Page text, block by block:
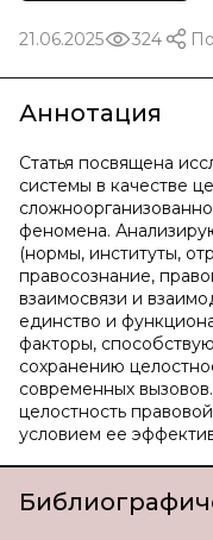
21.06.2025 324
Аннотация
Статья посвящена
системы в качестве
феномена.
(нормы, институты,
правосознание,
взаимосвязи и
единство и
факторы,
сохранению
современных
целостность
условием ее